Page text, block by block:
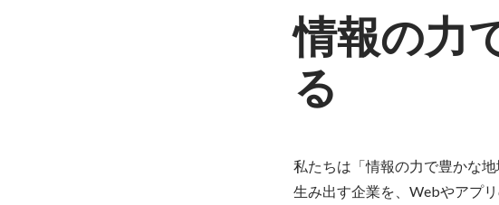
情報の力
る
私たちは「情報の力で豊かな
生み出す企業を、Webやアプ